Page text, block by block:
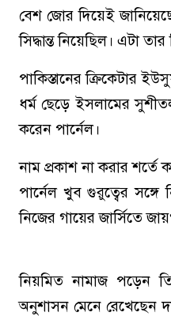
বেশ জোর দিয়েই
সিদ্ধান্ত নিয়েছিল। এটা
পাকিস্তানের ক্রিকেটার
ধর্ম ছেড়ে ইসলামের
করেন পার্নেল।
নাম প্রকাশ না করার শর্তে
পার্নেল খুব গুরুত্বের সঙ্গে
নিজের গায়ের জার্সিতে
নিয়মিত নামাজ পড়েন
অনুশাসন মেনে রেখেছেন